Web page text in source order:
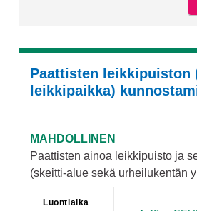
Paattisten leikkipuiston
leikkipaikka)
MAHDOLLINEN
Paattisten ainoa leikkipuisto ja
(skeitti-alue sekä urheilukentän
Luontiaika